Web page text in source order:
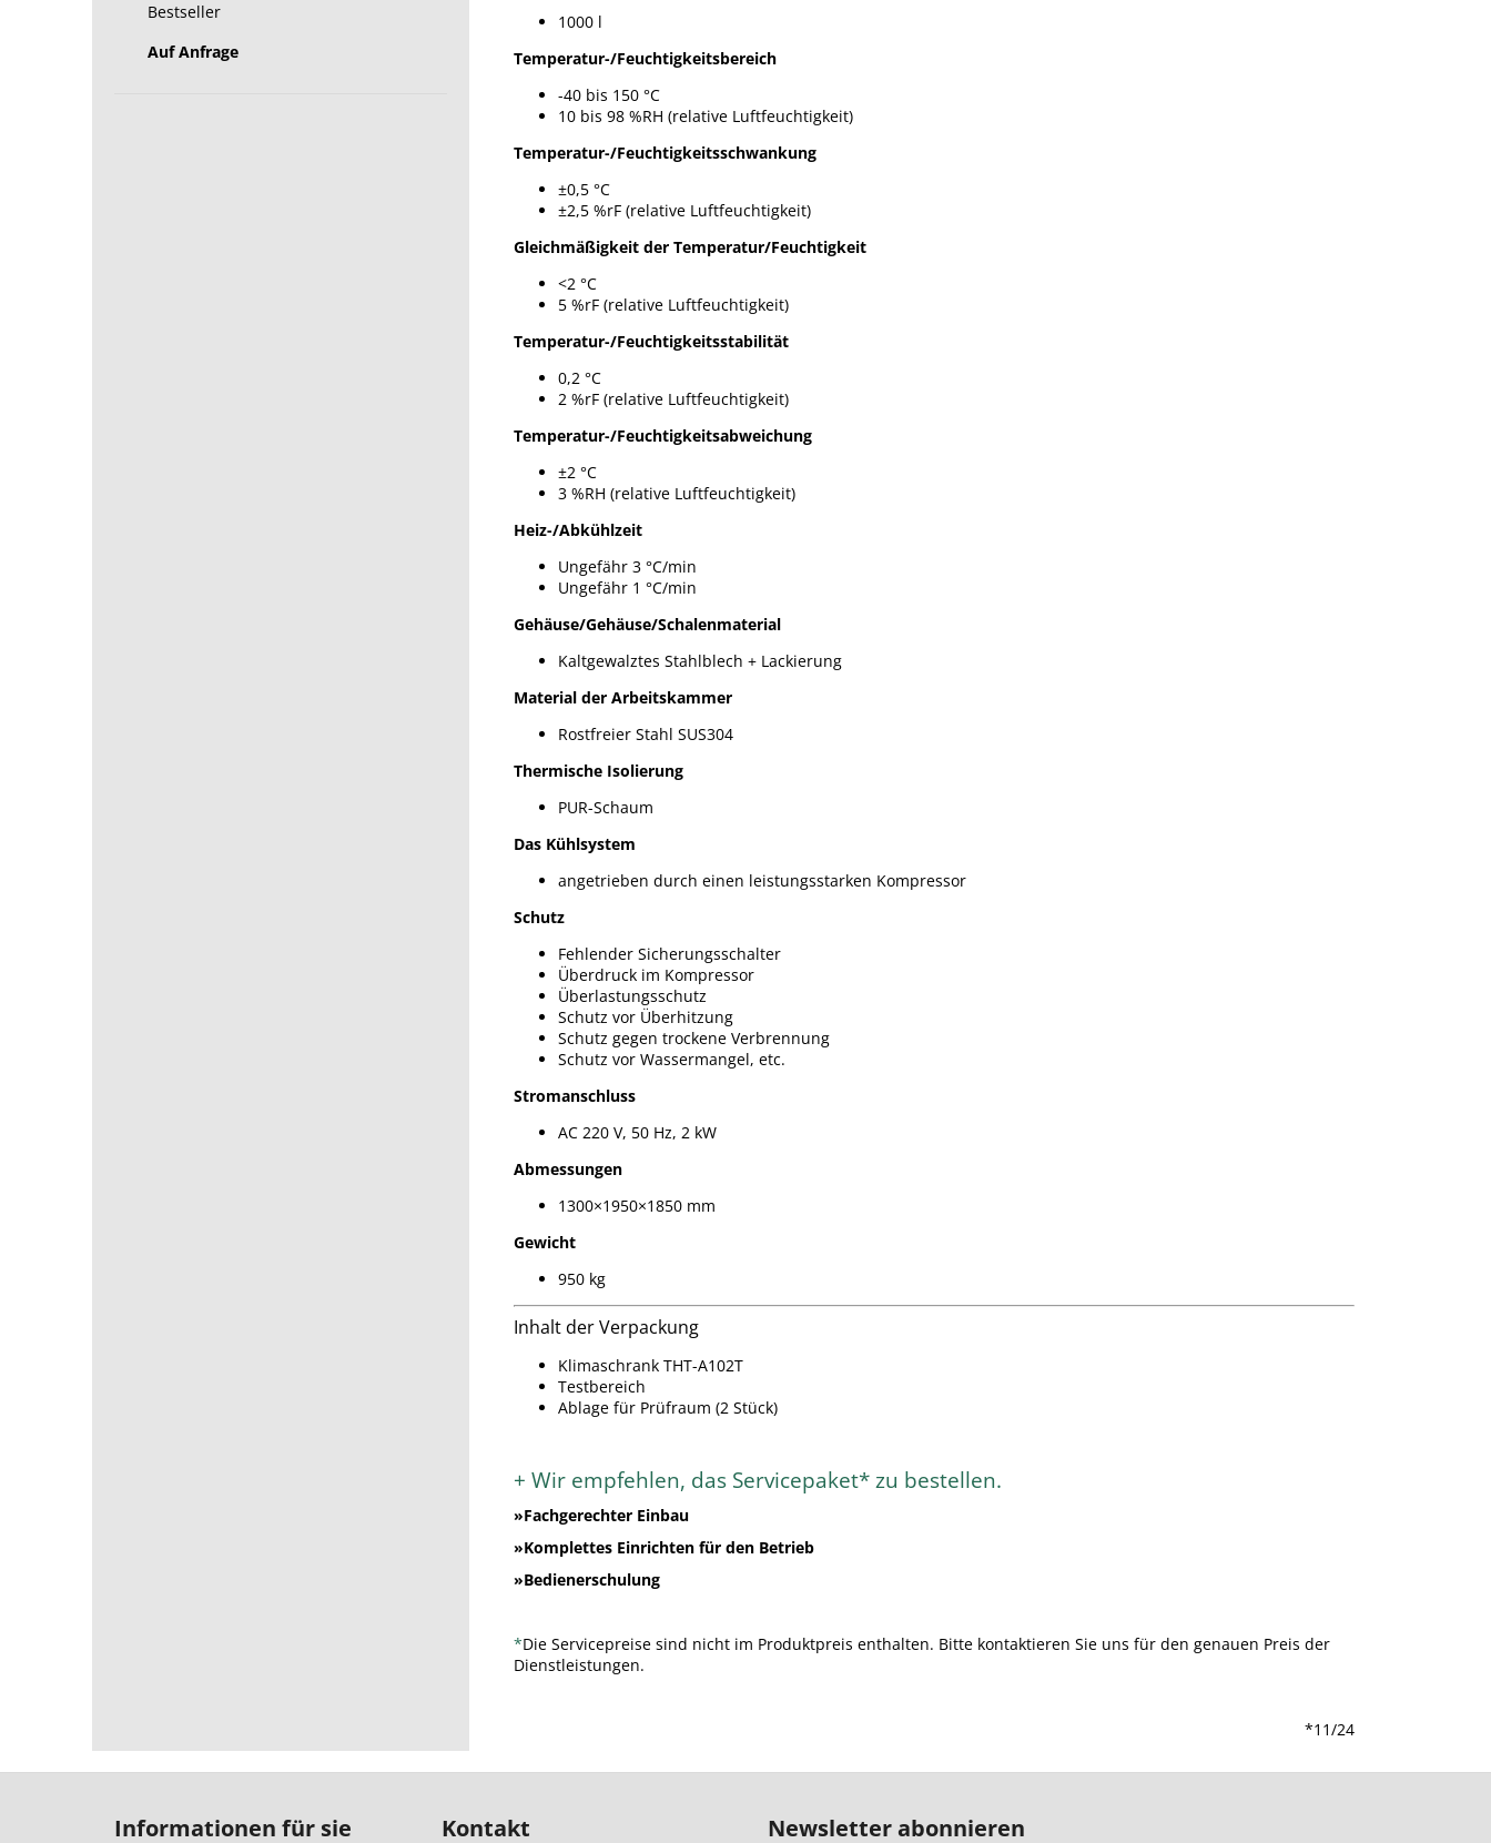
Bestseller
Auf Anfrage
1000 l
Temperatur-/Feuchtigkeitsbereich
-40 bis 150 °C
10 bis 98 %RH (relative Luftfeuchtigkeit)
Temperatur-/Feuchtigkeitsschwankung
±0,5 °C
±2,5 %rF (relative Luftfeuchtigkeit)
Gleichmäßigkeit der Temperatur/Feuchtigkeit
<2 °C
5 %rF (relative Luftfeuchtigkeit)
Temperatur-/Feuchtigkeitsstabilität
0,2 °C
2 %rF (relative Luftfeuchtigkeit)
Temperatur-/Feuchtigkeitsabweichung
±2 °C
3 %RH (relative Luftfeuchtigkeit)
Heiz-/Abkühlzeit
Ungefähr 3 °C/min
Ungefähr 1 °C/min
Gehäuse/Gehäuse/Schalenmaterial
Kaltgewalztes Stahlblech + Lackierung
Material der Arbeitskammer
Rostfreier Stahl SUS304
Thermische Isolierung
PUR-Schaum
Das Kühlsystem
angetrieben durch einen leistungsstarken Kompressor
Schutz
Fehlender Sicherungsschalter
Überdruck im Kompressor
Überlastungsschutz
Schutz vor Überhitzung
Schutz gegen trockene Verbrennung
Schutz vor Wassermangel, etc.
Stromanschluss
AC 220 V, 50 Hz, 2 kW
Abmessungen
1300×1950×1850 mm
Gewicht
950 kg
Inhalt der Verpackung
Klimaschrank THT-A102T
Testbereich
Ablage für Prüfraum (2 Stück)
+ Wir empfehlen, das Servicepaket* zu bestellen.
»Fachgerechter Einbau
»Komplettes Einrichten für den Betrieb
»Bedienerschulung
*Die Servicepreise sind nicht im Produktpreis enthalten. Bitte kontaktieren Sie uns für den genauen Preis der
Dienstleistungen.
*11/24
Informationen für sie Kontakt Newsletter abonnieren